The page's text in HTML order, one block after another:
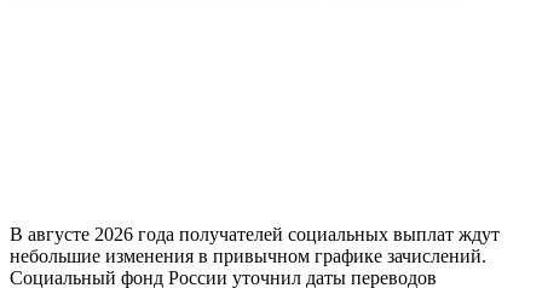
В августе 2026 года получателей социальных выплат ждут
небольшие изменения в привычном графике зачислений.
Социальный фонд России уточнил даты переводов